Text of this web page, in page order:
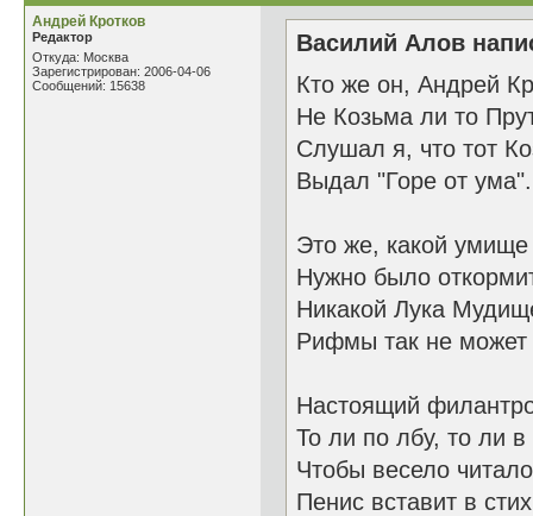
Андрей Кротков
Редактор
Откуда: Москва
Зарегистрирован: 2006-04-06
Сообщений: 15638
Василий Алов
Кто же он, Андрей
Не Козьма ли то
Слушал я, что тот
Выдал "Горе от ума".
Это же, какой умище
Нужно было
Никакой Лука
Рифмы так не может
Настоящий
То ли по лбу, то ли
Чтобы весело
Пенис вставит в